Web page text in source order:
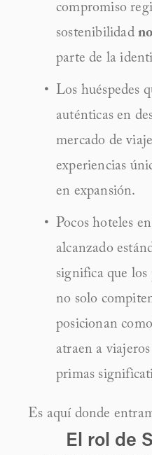
compromiso
sostenibilidad
parte de la
Los huéspedes
auténticas en
mercado de
experiencias
en expansión.
Pocos hoteles
alcanzado
significa que
no solo
posicionan
atraen a
primas
Es aquí donde
El rol de